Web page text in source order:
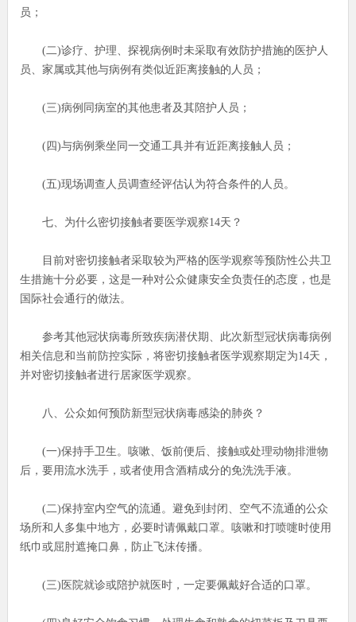
员；
(二)诊疗、护理、探视病例时未采取有效防护措施的医护人
员、家属或其他与病例有类似近距离接触的人员；
(三)病例同病室的其他患者及其陪护人员；
(四)与病例乘坐同一交通工具并有近距离接触人员；
(五)现场调查人员调查经评估认为符合条件的人员。
七、为什么密切接触者要医学观察14天？
目前对密切接触者采取较为严格的医学观察等预防性公共卫
生措施十分必要，这是一种对公众健康安全负责任的态度，也是
国际社会通行的做法。
参考其他冠状病毒所致疾病潜伏期、此次新型冠状病毒病例
相关信息和当前防控实际，将密切接触者医学观察期定为14天，
并对密切接触者进行居家医学观察。
八、公众如何预防新型冠状病毒感染的肺炎？
(一)保持手卫生。咳嗽、饭前便后、接触或处理动物排泄物
后，要用流水洗手，或者使用含酒精成分的免洗洗手液。
(二)保持室内空气的流通。避免到封闭、空气不流通的公众
场所和人多集中地方，必要时请佩戴口罩。咳嗽和打喷嚏时使用
纸巾或屈肘遮掩口鼻，防止飞沫传播。
(三)医院就诊或陪护就医时，一定要佩戴好合适的口罩。